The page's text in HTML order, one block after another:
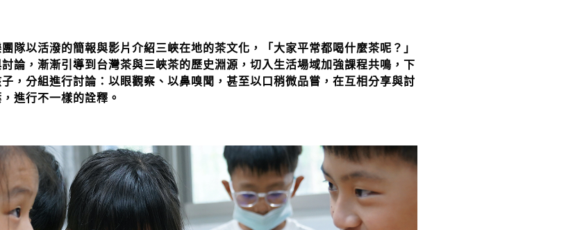
隊以活潑的簡報與影片介紹三峽在地的茶文化，「大家平常都喝什麼茶呢？」
論，漸漸引導到台灣茶與三峽茶的歷史淵源，切入生活場域加強課程共鳴，下
，分組進行討論：以眼觀察、以鼻嗅聞，甚至以口稍微品嘗，在互相分享與討
進行不一樣的詮釋。